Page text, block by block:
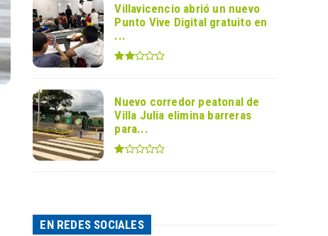
Villavicencio abrió un nuevo
Punto Vive Digital gratuito en
...
Nuevo corredor peatonal de
Villa Julia elimina barreras
para...
EN REDES SOCIALES